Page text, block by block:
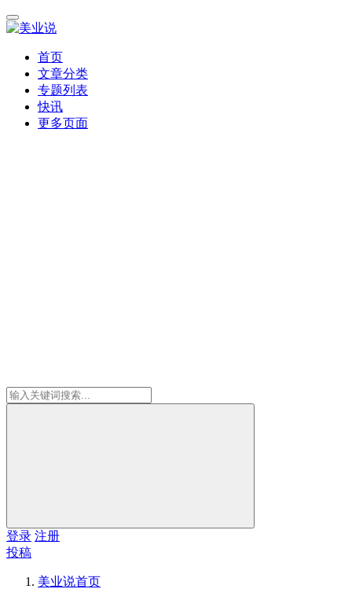
首页
文章分类
专题列表
快讯
更多页面
登录 注册
投稿
美业说首页